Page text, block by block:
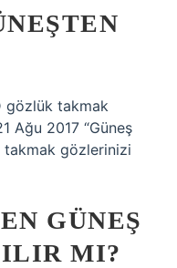
gözlük takmak
Ağu 2017 “Güneş
takmak gözlerinizi
GÜNEŞ
MI?